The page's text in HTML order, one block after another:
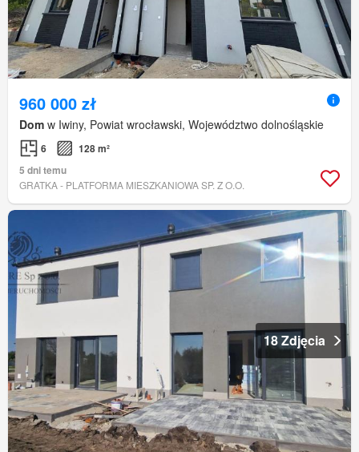
960 000 zł
Dom w Iwiny, Powiat wrocławski, Województwo dolnośląskie
6
128 m²
5 dni temu
GRATKA - PLATFORMA MIESZKANIOWA SP. Z O.O.
18 Zdjęcia